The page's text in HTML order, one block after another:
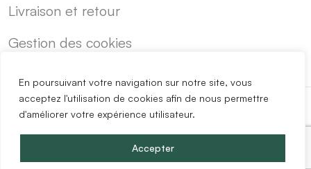
En poursuivant votre navigation sur notre site, vous
acceptez l'utilisation de cookies afin de nous permettre
d'améliorer votre expérience utilisateur.
Accepter
Livraison et retour
Gestion des cookies
-
Copyright @2024 Easy Mobilier.